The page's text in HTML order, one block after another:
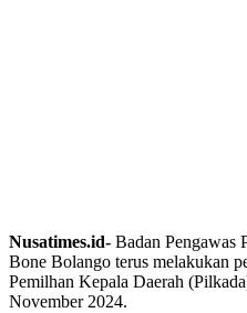
Nusatimes.id- Badan Pengawas
Bone Bolango terus melakukan
Pemilhan Kepala Daerah
November 2024.